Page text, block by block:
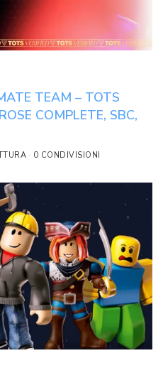
TEAM – TOTS
COMPLETE, SBC,
0 CONDIVISIONI